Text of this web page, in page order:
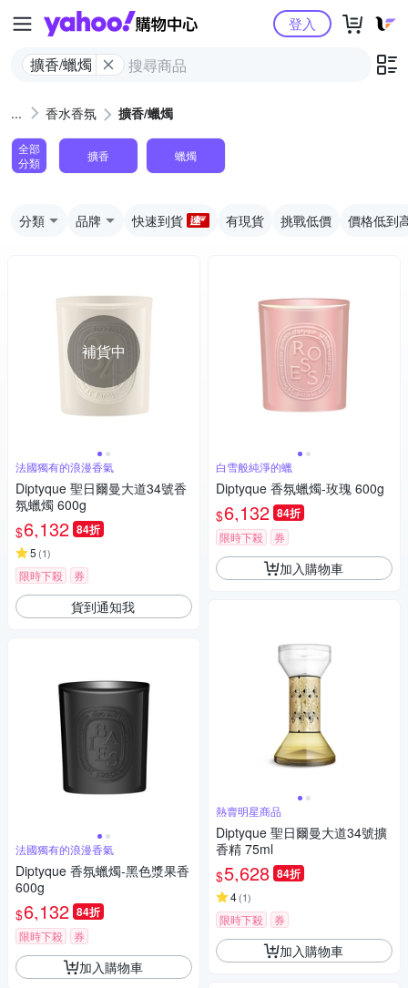
Yahoo購物中心
擴香/蠟燭
登入
香水香氛 擴香/蠟燭
全部
分類
擴香 蠟燭
分類 品牌 快速到貨 有現貨 挑戰低價 價格低到
補貨中
法國獨有的浪漫香氣
Diptyque 聖日爾曼大道34號香
氛蠟燭 600g
$6,132 84折
5 (1)
限時下殺 券
貨到通知我
法國獨有的浪漫香氣
Diptyque 香氛蠟燭-黑色漿果香
600g
$6,132 84折
限時下殺 券
加入購物車
白雪般純淨的蠟
Diptyque 香氛蠟燭-玫瑰 600g
$6,132 84折
限時下殺 券
加入購物車
熱賣明星商品
Diptyque 聖日爾曼大道34號擴
香精 75ml
$5,628 84折
4(1)
限時下殺 券
加入購物車